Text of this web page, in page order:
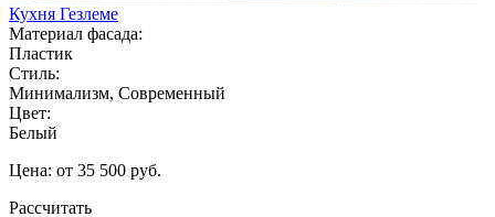
Кухня Гезлеме
Материал фасада:
Пластик
Стиль:
Минимализм, Современный
Цвет:
Белый
Цена: от 35 500 руб.
Рассчитать